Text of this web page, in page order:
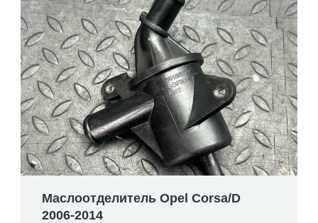
Маслоотделитель Opel Corsa/D
2006-2014